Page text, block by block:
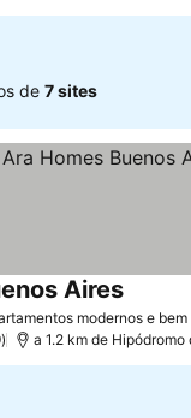
de 7 sites
modernos e
Aires
a 1.2 km de Hipódromo